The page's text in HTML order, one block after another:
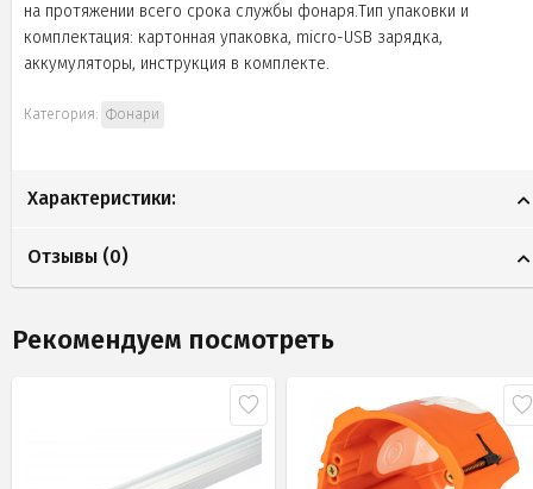
на протяжении всего срока службы фонаря.Тип упаковки и
комплектация: картонная упаковка, micro-USB зарядка,
аккумуляторы, инструкция в комплекте.
Категория: Фонари
Характеристики:
Отзывы (0)
Рекомендуем посмотреть